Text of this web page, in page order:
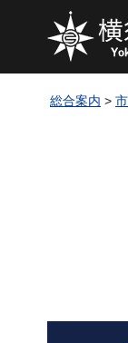
総合案内 >